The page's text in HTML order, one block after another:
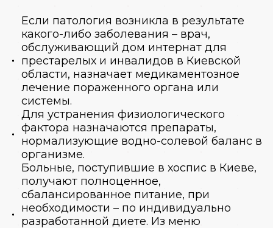
Если патология возникла в результате
какого-либо заболевания – врач,
обслуживающий дом интернат для
престарелых и инвалидов в Киевской
области, назначает медикаментозное
лечение пораженного органа или
системы.
Для устранения физиологического
фактора назначаются препараты,
нормализующие водно-солевой баланс в
организме.
Больные, поступившие в хоспис в Киеве,
получают полноценное,
сбалансированное питание, при
необходимости – по индивидуально
разработанной диете. Из меню